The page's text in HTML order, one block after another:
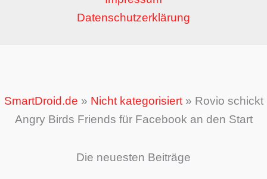
Datenschutzerklärung
SmartDroid.de » Nicht kategorisiert» Rovio schickt
Angry Birds Friends für Facebook an den Start
Die neuesten Beiträge